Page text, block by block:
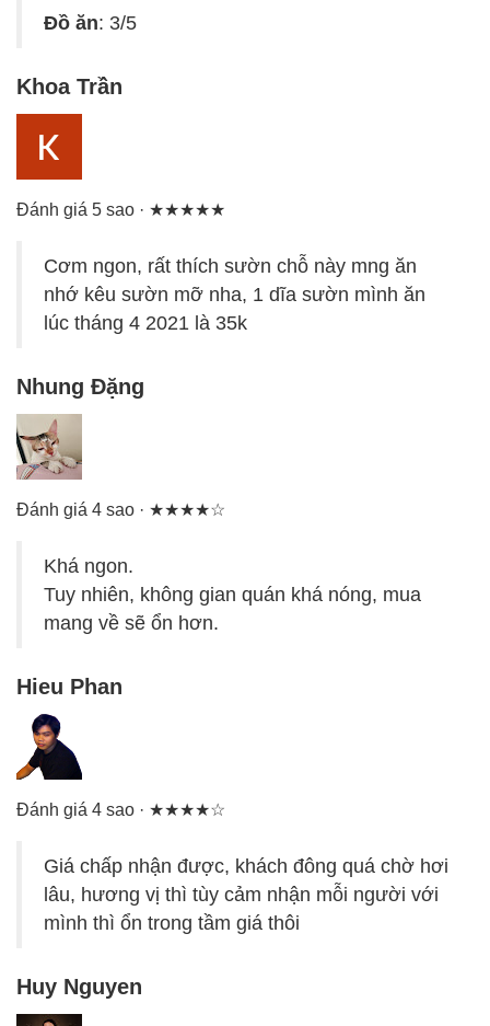
Đồ ăn: 3/5
Khoa Trần
Đánh giá 5 sao · ★★★★★
Cơm ngon, rất thích sườn chỗ này mng ăn
nhớ kêu sườn mỡ nha, 1 dĩa sườn mình ăn
lúc tháng 4 2021 là 35k
Nhung Đặng
Đánh giá 4 sao · ★★★★☆
Khá ngon.
Tuy nhiên, không gian quán khá nóng, mua
mang về sẽ ổn hơn.
Hieu Phan
Đánh giá 4 sao · ★★★★☆
Giá chấp nhận được, khách đông quá chờ hơi
lâu, hương vị thì tùy cảm nhận mỗi người với
mình thì ổn trong tầm giá thôi
Huy Nguyen